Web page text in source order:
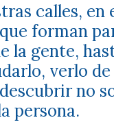
calles, en
forman
la gente,
verlo
no
persona.